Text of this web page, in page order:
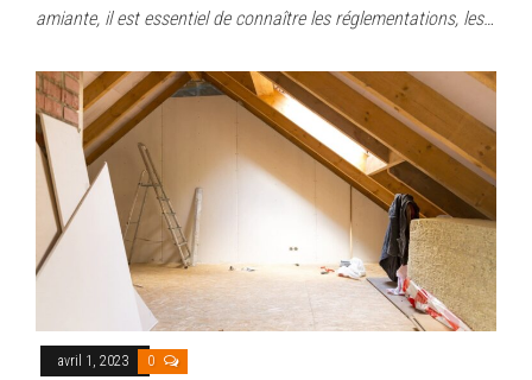
amiante, il est essentiel de connaître les réglementations, les…
avril 1, 2023 0